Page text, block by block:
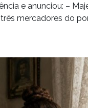
e anunciou: –
mercadores do